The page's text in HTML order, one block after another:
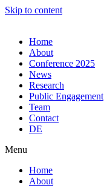
Skip to content
Home
About
Conference 2025
News
Research
Public Engagement
Team
Contact
DE
Menu
Home
About